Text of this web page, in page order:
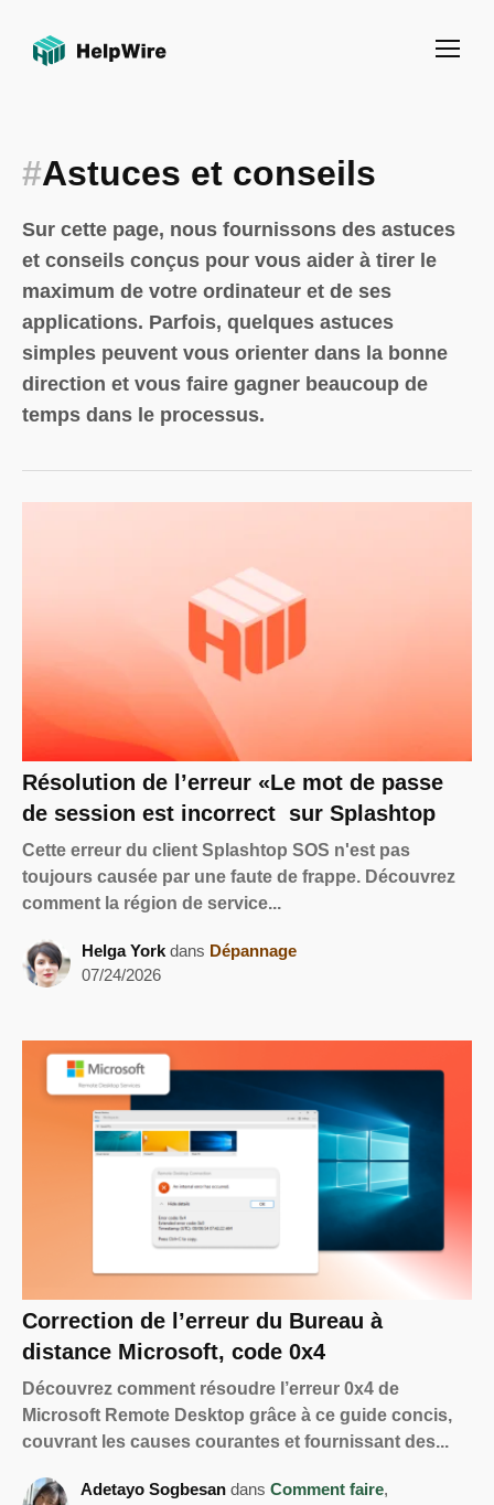
#Astuces et conseils
Sur cette page, nous fournissons des astuces
et conseils conçus pour vous aider à tirer le
maximum de votre ordinateur et de ses
applications. Parfois, quelques astuces
simples peuvent vous orienter dans la bonne
direction et vous faire gagner beaucoup de
temps dans le processus.
Résolution de l’erreur «Le mot de passe
de session est incorrect sur Splashtop
Cette erreur du client Splashtop SOS n'est pas
toujours causée par une faute de frappe. Découvrez
comment la région de service...
Helga York dans Dépannage
07/24/2026
Correction de l’erreur du Bureau à
distance Microsoft, code 0x4
Découvrez comment résoudre l’erreur 0x4 de
Microsoft Remote Desktop grâce à ce guide concis,
couvrant les causes courantes et fournissant des...
Adetayo Sogbesan dansComment faire,